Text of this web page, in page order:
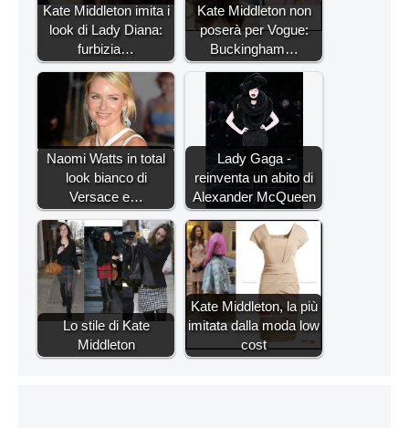
Kate Middleton imita i
look di Lady Diana:
furbizia…
Kate Middleton non
poserà per Vogue:
Buckingham…
Naomi Watts in total
look bianco di
Versace e…
Lady Gaga -
reinventa un abito di
Alexander McQueen
Lo stile di Kate
Middleton
Kate Middleton, la più
imitata dalla moda low
cost